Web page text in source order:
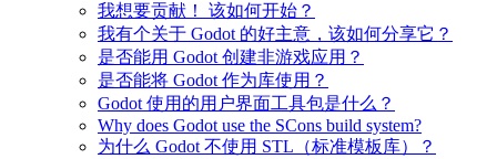
我想要贡献！ 该如何开始？
我有个关于 Godot 的好主意，该如何分享它？
是否能用 Godot 创建非游戏应用？
是否能将 Godot 作为库使用？
Godot 使用的用户界面工具包是什么？
Why does Godot use the SCons build system?
为什么 Godot 不使用 STL（标准模板库）？